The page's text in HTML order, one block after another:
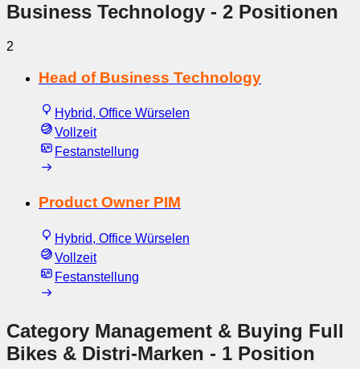
Business Technology - 2 Positionen
2
Head of Business Technology
Hybrid, Office Würselen
Vollzeit
Festanstellung
Product Owner PIM
Hybrid, Office Würselen
Vollzeit
Festanstellung
Category Management & Buying Full
Bikes & Distri-Marken - 1 Position